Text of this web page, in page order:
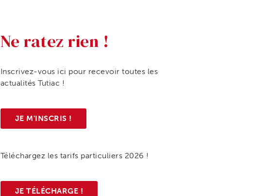
Ne ratez rien !
Inscrivez-vous ici pour recevoir toutes les
actualités Tutiac !
JE M'INSCRIS !
Téléchargez les tarifs particuliers 2026 !
JE TÉLÉCHARGE !